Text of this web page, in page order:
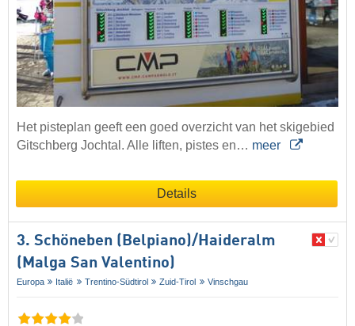
Het pisteplan geeft een goed overzicht van het skigebied
Gitschberg Jochtal. Alle liften, pistes en… meer
Details
3. Schöneben (Belpiano)/​Haideralm
(Malga San Valentino)
Europa Italië Trentino-Südtirol Zuid-Tirol Vinschgau